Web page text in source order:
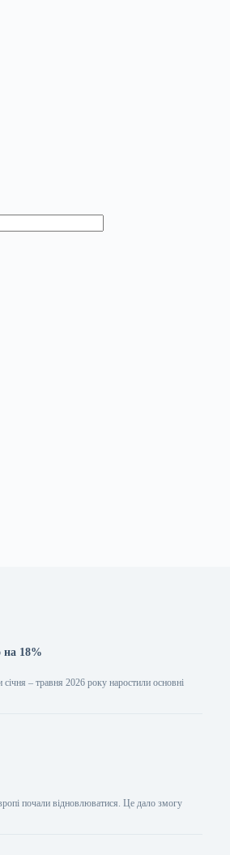
на 18%
січня – травня 2026 року наростили основні
почали відновлюватися. Це дало змогу